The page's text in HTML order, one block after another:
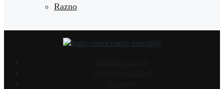
Razno